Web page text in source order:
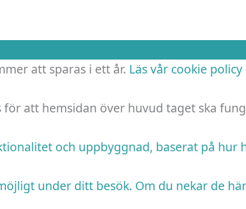
att sparas i ett år. Läs vår cookie policy
att hemsidan över huvud taget ska
och uppbyggnad, baserat på hur
under ditt besök. Om du nekar de